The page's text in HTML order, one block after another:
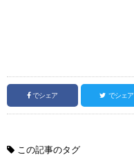
でシェア でシェア
この記事のタグ